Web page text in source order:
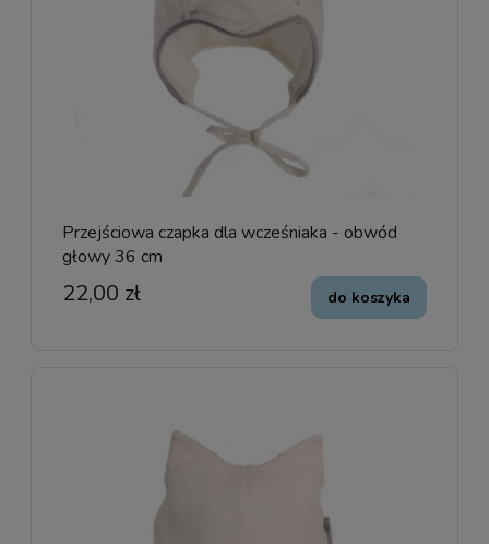
Przejściowa czapka dla wcześniaka - obwód
głowy 36 cm
22,00 zł do koszyka